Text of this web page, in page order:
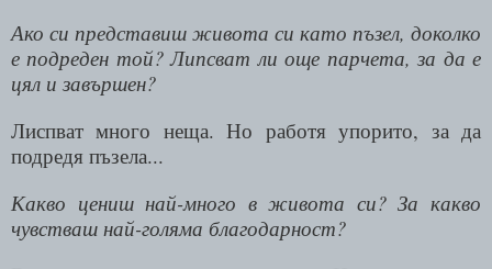
Ако си представиш живота си като пъзел, доколко
е подреден той? Липсват ли още парчета, за да е
цял и завършен?
Лиспват много неща. Но работя упорито, за да
подредя пъзела...
Какво цениш най-много в живота си? За какво
чувстваш най-голяма благодарност?